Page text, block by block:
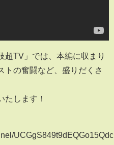
超TV」では、本編に収まり
トの奮闘など、盛りだくさ
たします！